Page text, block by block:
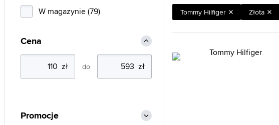
Tommy Hilfiger Złota
W magazynie (79)
Cena
do
Promocje